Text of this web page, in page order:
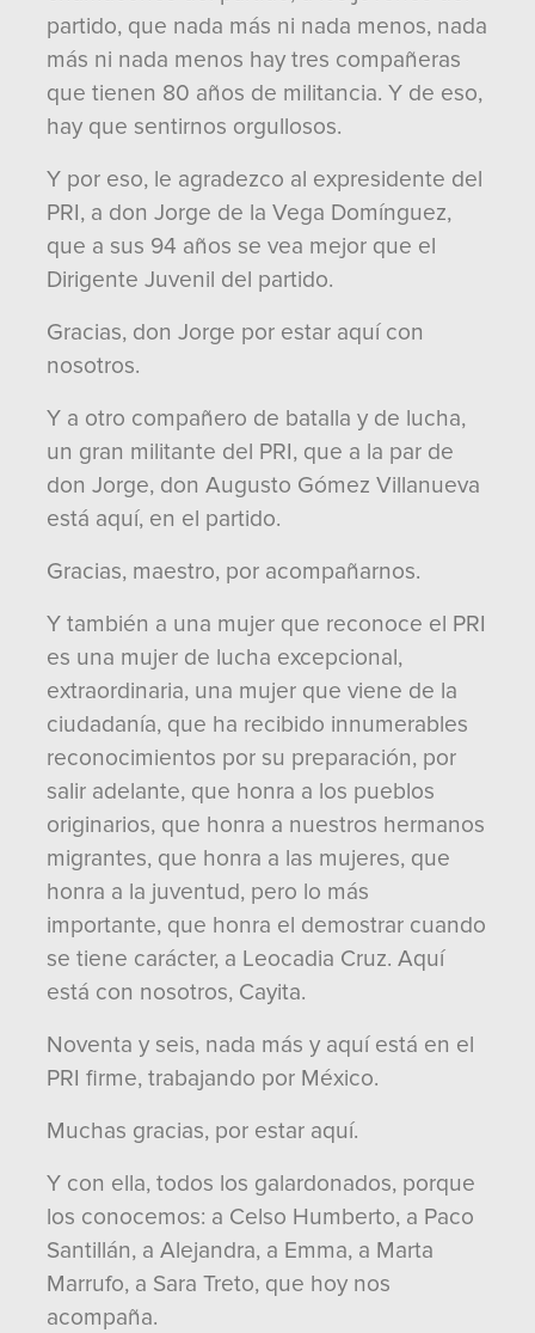
partido, que nada más ni nada menos, nada
más ni nada menos hay tres compañeras
que tienen 80 años de militancia. Y de eso,
hay que sentirnos orgullosos.
Y por eso, le agradezco al expresidente del
PRI, a don Jorge de la Vega Domínguez,
que a sus 94 años se vea mejor que el
Dirigente Juvenil del partido.
Gracias, don Jorge por estar aquí con
nosotros.
Y a otro compañero de batalla y de lucha,
un gran militante del PRI, que a la par de
don Jorge, don Augusto Gómez Villanueva
está aquí, en el partido.
Gracias, maestro, por acompañarnos.
Y también a una mujer que reconoce el PRI
es una mujer de lucha excepcional,
extraordinaria, una mujer que viene de la
ciudadanía, que ha recibido innumerables
reconocimientos por su preparación, por
salir adelante, que honra a los pueblos
originarios, que honra a nuestros hermanos
migrantes, que honra a las mujeres, que
honra a la juventud, pero lo más
importante, que honra el demostrar cuando
se tiene carácter, a Leocadia Cruz. Aquí
está con nosotros, Cayita.
Noventa y seis, nada más y aquí está en el
PRI firme, trabajando por México.
Muchas gracias, por estar aquí.
Y con ella, todos los galardonados, porque
los conocemos: a Celso Humberto, a Paco
Santillán, a Alejandra, a Emma, a Marta
Marrufo, a Sara Treto, que hoy nos
acompaña.